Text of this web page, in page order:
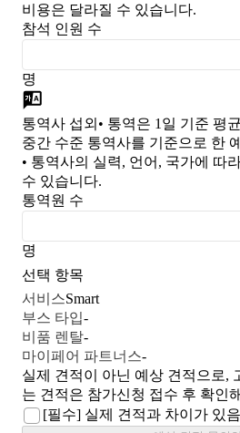
비용은 달라질 수 있습니다.
참석 인원 수
명
통역사 섭외 • 통역은 1일 기준 평
중간 수준 통역사를 기준으로 한
• 통역사의 실력, 언어, 국가에 따
수 있습니다.
통역원 수
명
선택 항목
서비스Smart
부스 타입-
비품 렌탈-
마이페어 파트너스-
실제 견적이 아닌 예상 견적으로,
는 견적은 참가신청 접수 후 확인
[필수] 실제 견적과 차이가 있